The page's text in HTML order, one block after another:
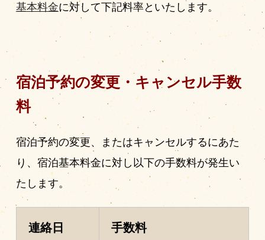
基本料金に対して下記料率といたします。
宿泊予約の変更・キャンセル手数
料
宿泊予約の変更、またはキャンセルするにあた
り、宿泊基本料金に対し以下の手数料が発生い
たします。
連絡日 手数料